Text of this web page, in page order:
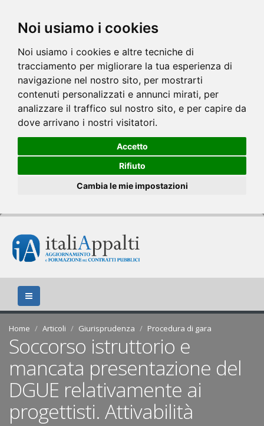
Noi usiamo i cookies
Noi usiamo i cookies e altre tecniche di
tracciamento per migliorare la tua esperienza di
navigazione nel nostro sito, per mostrarti
contenuti personalizzati e annunci mirati, per
analizzare il traffico sul nostro sito, e per capire da
dove arrivano i nostri visitatori.
Accetto
Rifiuto
Cambia le mie impostazioni
Home Articoli Giurisprudenza Procedura di gara
Soccorso istruttorio e
mancata presentazione del
DGUE relativamente ai
progettisti. Attivabilità